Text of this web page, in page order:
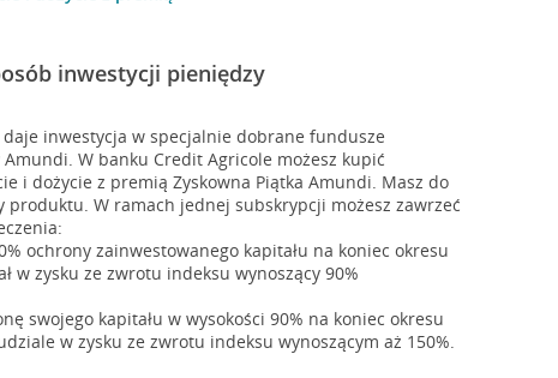
inwestycji pieniędzy
daje inwestycja w specjalnie dobrane fundusze
W banku Credit Agricole możesz kupić
i dożycie z premią Zyskowna Piątka Amundi. Masz do
W ramach jednej subskrypcji możesz zawrzeć
ochrony zainwestowanego kapitału na koniec okresu
w zysku ze zwrotu indeksu wynoszący 90%
swojego kapitału w wysokości 90% na koniec okresu
w zysku ze zwrotu indeksu wynoszącym aż 150%.